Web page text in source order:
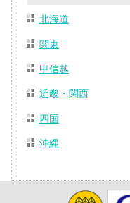
北海道
関東
甲信越
近畿・関西
四国
沖縄